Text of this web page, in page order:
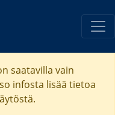
saatavilla vain
infosta lisää tietoa